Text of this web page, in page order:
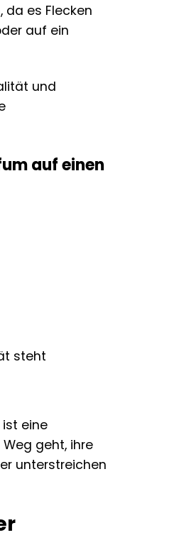
es Flecken
auf ein
und
auf einen
steht
eine
geht, ihre
unterstreichen